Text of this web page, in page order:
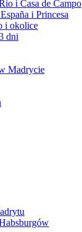
i Casa de Campo
i Princesa
i okolice
dni
Madrycie